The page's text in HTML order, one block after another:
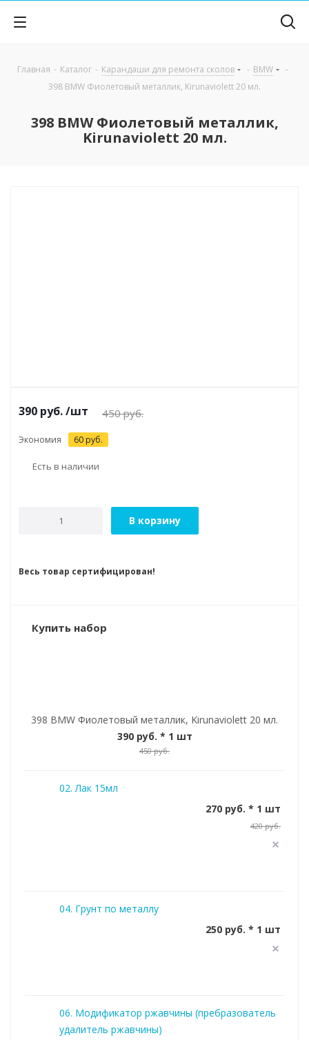
Главная - Каталог - Карандаши для ремонта сколов - BMW
-
398 BMW Фиолетовый металлик, Kirunaviolett 20 мл.
398 BMW Фиолетовый металлик,
Kirunaviolett 20 мл.
390 руб./шт 450руб.
Экономия 60 руб.
Есть в наличии
В корзину
Весь товар сертифицирован!
Купить набор
398 BMW Фиолетовый металлик, Kirunaviolett 20 мл.
390 руб. * 1 шт
450 руб.
02. Лак 15мл
270 руб. * 1 шт
420 руб.
04. Грунт по металлу
250 руб. * 1 шт
06. Модификатор ржавчины (пребразователь
удалитель ржавчины)